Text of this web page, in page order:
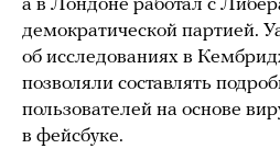
а в Лондоне работал с
демократической партией.
об исследованиях в
позволяли составлять
пользователей на основе
в фейсбуке.